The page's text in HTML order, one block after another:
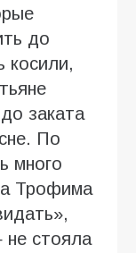
до
косили,
заката
По
много
Трофима
стояла